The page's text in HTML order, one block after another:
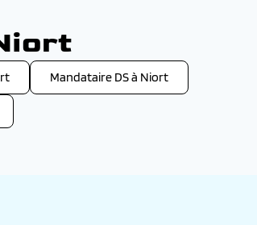
Mandataire DS à Niort